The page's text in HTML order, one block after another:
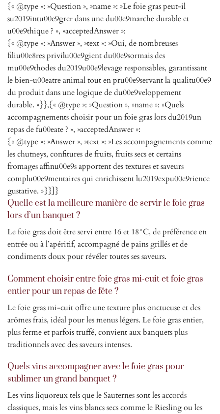
{« @type »: »Question », »name »: »Le foie gras peut-il
su2019intu00e9grer dans une du00e9marche durable et
u00e9thique ? », »acceptedAnswer »:
{« @type »: »Answer », »text »: »Oui, de nombreuses
filiu00e8res privilu00e9gient du00e9sormais des
mu00e9thodes du2019u00e9levage responsables, garantissant
le bien-u00eatre animal tout en pru00e9servant la qualitu00e9
du produit dans une logique de du00e9veloppement
durable. »}},{« @type »: »Question », »name »: »Quels
accompagnements choisir pour un foie gras lors du2019un
repas de fu00eate ? », »acceptedAnswer »:
{« @type »: »Answer », »text »: »Les accompagnements comme
les chutneys, confitures de fruits, fruits secs et certains
fromages affinu00e9s apportent des textures et saveurs
complu00e9mentaires qui enrichissent lu2019expu00e9rience
gustative. »}}]}
Quelle est la meilleure manière de servir le foie gras
lors d’un banquet ?
Le foie gras doit être servi entre 16 et 18°C, de préférence en
entrée ou à l’apéritif, accompagné de pains grillés et de
condiments doux pour révéler toutes ses saveurs.
Comment choisir entre foie gras mi-cuit et foie gras
entier pour un repas de fête ?
Le foie gras mi-cuit offre une texture plus onctueuse et des
arômes frais, idéal pour les menus légers. Le foie gras entier,
plus ferme et parfois truffé, convient aux banquets plus
traditionnels avec des saveurs intenses.
Quels vins accompagner avec le foie gras pour
sublimer un grand banquet ?
Les vins liquoreux tels que le Sauternes sont les accords
classiques, mais les vins blancs secs comme le Riesling ou les